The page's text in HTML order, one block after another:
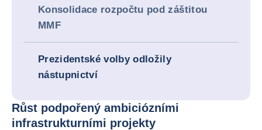
Konsolidace rozpočtu pod záštitou
MMF
Prezidentské volby odložily
nástupnictví
Růst podpořený ambiciózními
infrastrukturními projekty